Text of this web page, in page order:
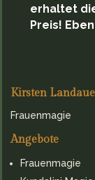
erhaltet
Preis!
Kirsten
Frauenmagie
Angebote
Frauenmagie